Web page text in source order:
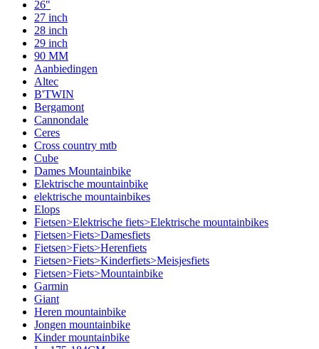
26"
27 inch
28 inch
29 inch
90 MM
Aanbiedingen
Altec
B'TWIN
Bergamont
Cannondale
Ceres
Cross country mtb
Cube
Dames Mountainbike
Elektrische mountainbike
elektrische mountainbikes
Elops
Fietsen>Elektrische fiets>Elektrische mountainbikes
Fietsen>Fiets>Damesfiets
Fietsen>Fiets>Herenfiets
Fietsen>Fiets>Kinderfiets>Meisjesfiets
Fietsen>Fiets>Mountainbike
Garmin
Giant
Heren mountainbike
Jongen mountainbike
Kinder mountainbike